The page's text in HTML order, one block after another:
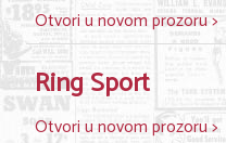
Otvori u novom prozoru >
Ring Sport
Otvori u novom prozoru >